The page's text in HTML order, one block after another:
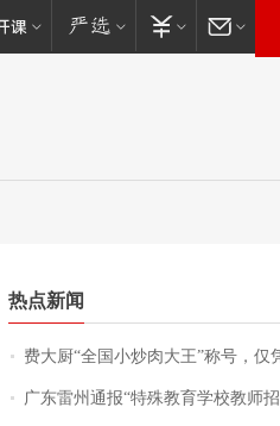
热点新闻
费大厨“全国小炒肉大王”称号，仅凭视频评出？中国烹
广东雷州通报“特殊教育学校教师招聘存在违规行为”：已启动问责程